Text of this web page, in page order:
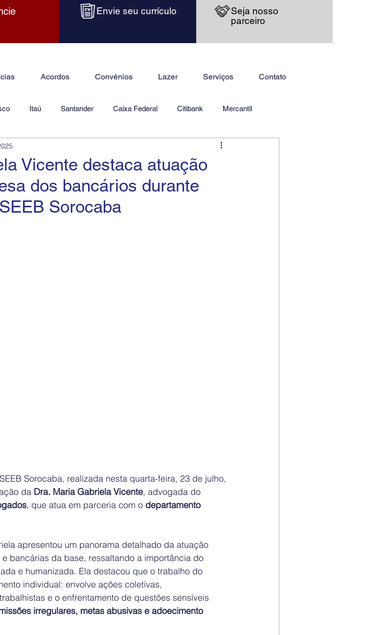
Envie seu currículo
Seja nosso
parceiro
Acordos Convênios Lazer Serviços Contato
Itaú Santander Caixa Federal Citibank Mercantil
Vicente destaca atuação
dos bancários durante
Sorocaba
Sorocaba, realizada nesta quarta-feira, 23 de julho,
da Dra. Maria Gabriela Vicente, advogada do
, que atua em parceria com o departamento
apresentou um panorama detalhado da atuação
bancárias da base, ressaltando a importância do
e humanizada. Ela destacou que o trabalho do
individual: envolve ações coletivas,
e o enfrentamento de questões sensíveis
irregulares, metas abusivas e adoecimento